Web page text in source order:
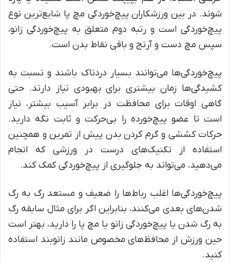
شوند. در بین ورزشکاران پیچ‌خوردگی مچ پا شایع‌ترین نوع
پیچ‌خوردگی است و رتبه دوم متعلق به پیچ‌خوردگی زانو،
سپس مچ دست و آرنج و باقی نقاط بدن است.
پیچ‌خوردگی‌ها می‌توانند بسیار دردناک باشند و نسبت به
کشیدگی‌ها زمان بیشتری برای بهبودی نیاز دارند. حتی
گاهی اوقات برای محافظت در برابر آسیب بیشتر، نیاز
است تا عضو پیچ‌خورده را بی‌حرکت و ثابت نگه دارید.
حرکات کششی و گرم کردن بدن پیش از تمرین و همچنین
استفاده از تکنیک‌های درست در ورزشی که انجام
می‌دهید، می‌تواند به جلوگیری از پیچ‌خوردگی کمک کند.
پیچ‌خوردگی‌ها اغلب رباط‌ها را ضعیف و مستعد رگ به رگ
شدن‌های بعدی می‌کنند، بنابراین اگر برای مثال سابقه رگ
به رگ شدن یا پیچ‌خوردگی زانو یا مچ پا را دارید، بهتر است
حین ورزش از محافظ‌های مخصوص مانند زانوبند استفاده
کنید.